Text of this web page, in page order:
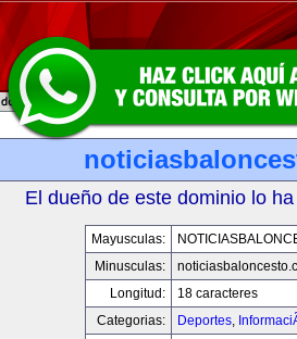
El dueño de este dominio lo
Mayusculas:
Minusculas:
Longitud:
18 caracteres
Categorias:
Deportes,